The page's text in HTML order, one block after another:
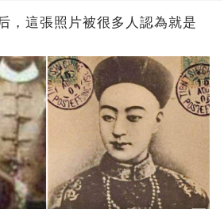
，這張照片被很多人認為就是